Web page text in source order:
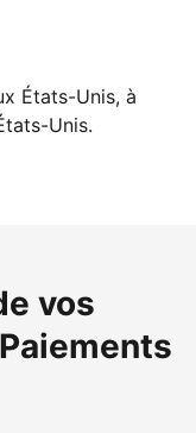
maintenant
États-Unis, à
Unis.
vos